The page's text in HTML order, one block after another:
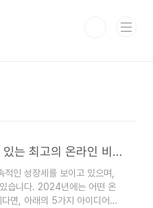
2024년 한국에서 시작할 수 있는 최고의 온라인 비즈니스 아이디어 5가지
인 성장세를 보이고 있으며,
습니다. 2024년에는 어떤 온
면, 아래의 5가지 아이디어를